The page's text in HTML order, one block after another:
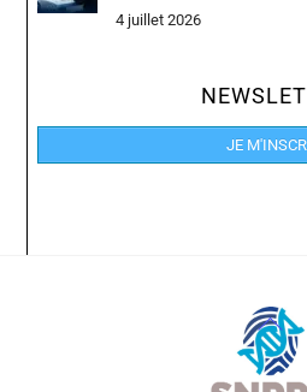
4 juillet 2026
JE
Back
To
Top